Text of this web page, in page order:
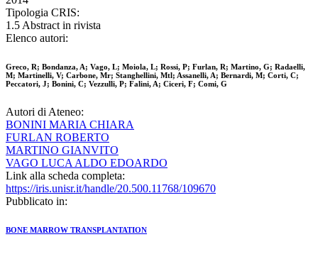
Tipologia CRIS:
1.5 Abstract in rivista
Elenco autori:
Greco, R; Bondanza, A; Vago, L; Moiola, L; Rossi, P; Furlan, R; Martino, G; Radaelli,
M; Martinelli, V; Carbone, Mr; Stanghellini, Mtl; Assanelli, A; Bernardi, M; Corti, C;
Peccatori, J; Bonini, C; Vezzulli, P; Falini, A; Ciceri, F; Comi, G
Autori di Ateneo:
BONINI MARIA CHIARA
FURLAN ROBERTO
MARTINO GIANVITO
VAGO LUCA ALDO EDOARDO
Link alla scheda completa:
https://iris.unisr.it/handle/20.500.11768/109670
Pubblicato in:
BONE MARROW TRANSPLANTATION